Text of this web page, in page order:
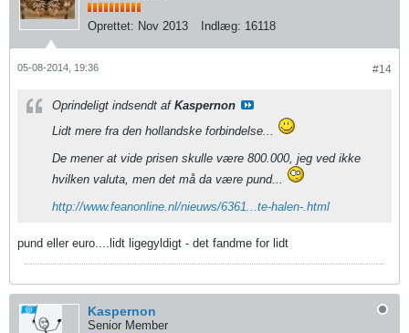
Oprettet: Nov 2013 Indlæg: 16118
#14
05-08-2014, 19:36
Oprindeligt indsendt af Kaspernon
Lidt mere fra den hollandske forbindelse...
De mener at vide prisen skulle være 800.000, jeg ved ikke
hvilken valuta, men det må da være pund...
http://www.feanonline.nl/nieuws/6361...te-halen-.html
pund eller euro....lidt ligegyldigt - det fandme for lidt
Kaspernon
Senior Member